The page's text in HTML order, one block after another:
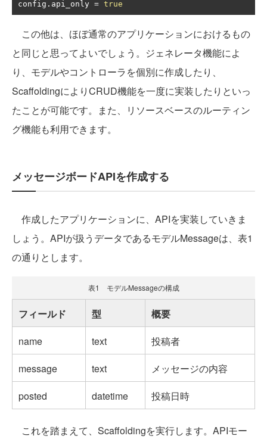
config . api_only = true
この他は、ほぼ通常のアプリケーションにおけるもの
と同じと思ってよいでしょう。ジェネレータ機能によ
り、モデルやコントローラを個別に作成したり、
ScaffoldingによりCRUD機能を一度に実装したりといっ
たことが可能です。また、リソースベースのルーティン
グ機能も利用できます。
メッセージボードAPIを作成する
作成したアプリケーションに、APIを実装していきま
しょう。APIが扱うデータであるモデルMessageは、表1
の通りとします。
表1 モデルMessageの構成
フィールド 型
概要
name
text
投稿者
message
text
メッセージの内容
posted
datetime 投稿日時
これを踏まえて、Scaffoldingを実行します。APIモー